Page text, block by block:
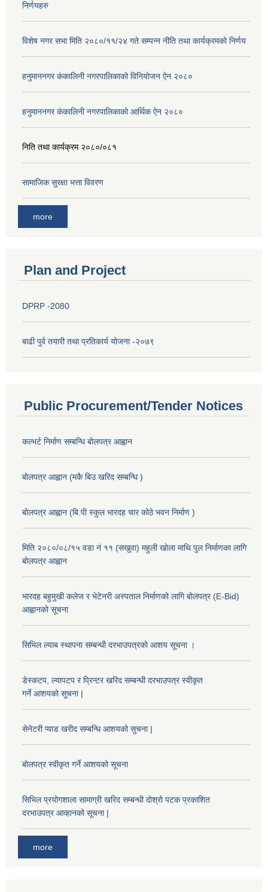
निर्णयहरु
विशेष नगर सभा मिति २०८०/११/२४ गते सम्पन्न नीति तथा कार्यक्रमको निर्णय
हनुमाननगर कंकालिनी नगरपालिकाको विनियोजन ऐन २०८०
हनुमाननगर कंकालिनी नगरपालिकाको आर्थिक ऐन २०८०
निति तथा कार्यक्रम २०८०/०८१
सामाजिक सुरक्षा भत्ता विवरण
more
Plan and Project
DPRP -2080
बाढी पुर्व तयारी तथा प्रतिकार्य योजना -२०७९
Public Procurement/Tender Notices
कल्भर्ट निर्माण सम्बन्धि बोलपत्र आह्वान
बोलपत्र आह्वान (मकै बिउ खरिद सम्बन्धि )
बोलपत्र आह्वान (बि.पी स्कुल भारदह चार कोठे भवन निर्माण )
मिति २०८०/०८/१५ वडा नं ११ (सखुवा) महुली खोला माथि पुल निर्माणका लागि
बोलपत्र आह्वान
भारदह बहुमुखी कलेज र भेटेनरी अस्पताल निर्माणको लागि बोलपत्र (E-Bid)
आह्वानको सूचना
सिभिल ल्याब स्थापना सम्बन्धी दरभाउपत्रको आशय सूचना ।
डेस्कटप, ल्यापटप र प्रिन्टर खरिद सम्बन्धी दरभाउपत्र स्वीकृत
गर्ने आशयको सूचना |
सेनेटरी प्याड खरीद सम्बन्धि आशयको सुचना |
बोलपत्र स्वीकृत गर्ने आशयको सूचना
सिभिल प्रयोगशाला सामाग्री खरिद सम्बन्धी दोश्रो पटक प्रकाशित
दरभाउपत्र आव्हानको सूचना |
more